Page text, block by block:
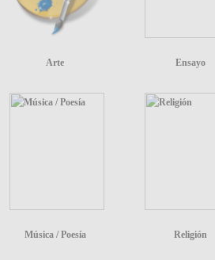
Arte Ensayo
Música / Poesía Religión